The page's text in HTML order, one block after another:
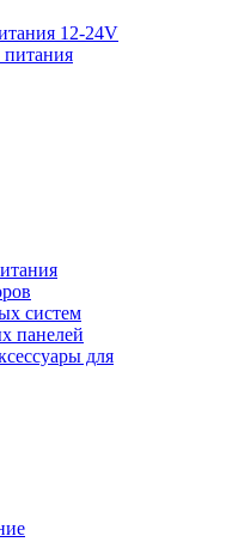
12-24V
систем
панелей
для